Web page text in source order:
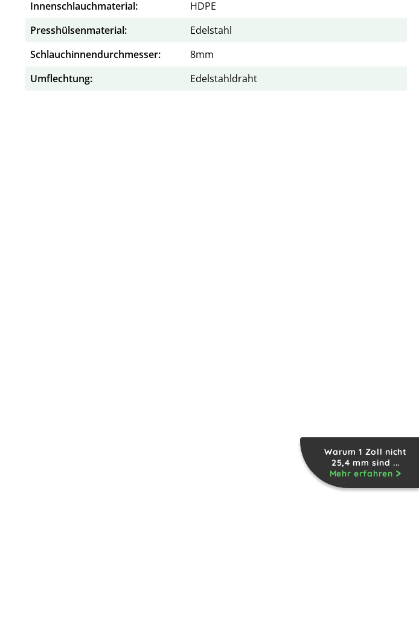
Warum 1 Zoll nicht
25,4 mm sind ...
Mehr erfahren
Innenschlauchmaterial:
HDPE
Presshülsenmaterial:
Edelstahl
Schlauchinnendurchmesser:
8mm
Umflechtung:
Edelstahldraht